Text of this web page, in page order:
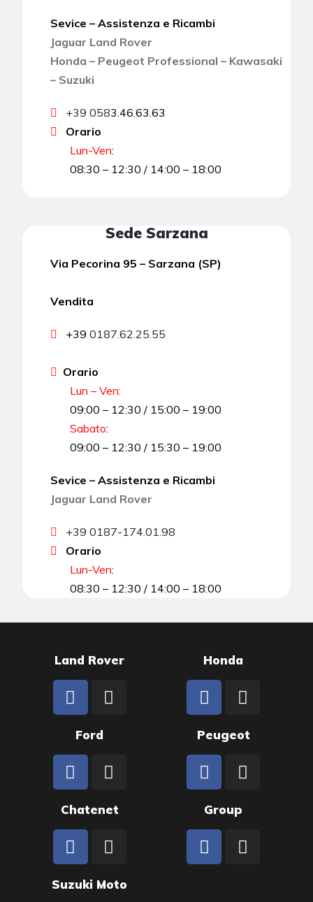
Sevice – Assistenza e Ricambi
Jaguar Land Rover
Honda – Peugeot Professional – Kawasaki
– Suzuki
+39 0583.46.63.63
Orario
Lun-Ven:
08:30 – 12:30 / 14:00 – 18:00
Sede Sarzana
Via Pecorina 95 – Sarzana (SP)
Vendita
+390187.62.25.55
Orario
Lun – Ven:
09:00 – 12:30 / 15:00 – 19:00
Sabato:
09:00 – 12:30 / 15:30 – 19:00
Sevice – Assistenza e Ricambi
Jaguar Land Rover
+39 0187-174.01.98
Orario
Lun-Ven:
08:30 – 12:30 / 14:00 – 18:00
Land Rover Honda
Ford Peugeot
Chatenet Group
Suzuki Moto